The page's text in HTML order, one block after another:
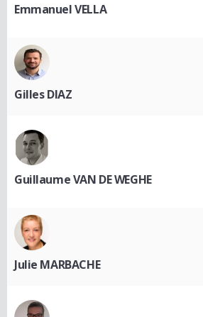
Emmanuel VELLA
Gilles DIAZ
Guillaume VAN DE WEGHE
Julie MARBACHE